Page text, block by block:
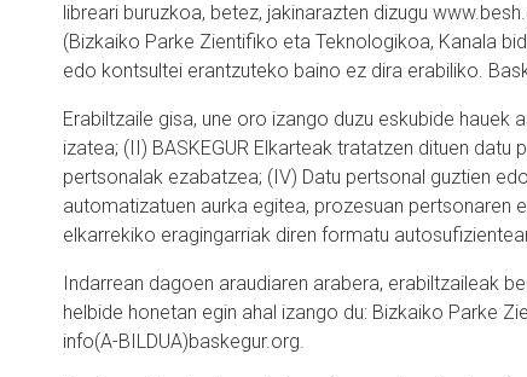
libreari buruzkoa, betez, jakinarazten dizugu
(Bizkaiko Parke Zientifiko eta Teknologikoa, Kanala
edo kontsultei erantzuteko baino ez dira erabiliko.
Erabiltzaile gisa, une oro izango duzu eskubide
izatea; (II) BASKEGUR Elkarteak tratatzen dituen
pertsonalak ezabatzea; (IV) Datu pertsonal guztien
automatizatuen aurka egitea, prozesuan pertsonaren
elkarrekiko eragingarriak diren formatu
Indarrean dagoen araudiaren arabera, erabiltzaileak
helbide honetan egin ahal izango du: Bizkaiko Parke
info(A-BILDUA)baskegur.org.